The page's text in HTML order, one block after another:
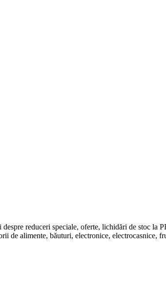
reduceri speciale, oferte, lichidări de stoc
alimente, băuturi, electronice, electrocasnice,